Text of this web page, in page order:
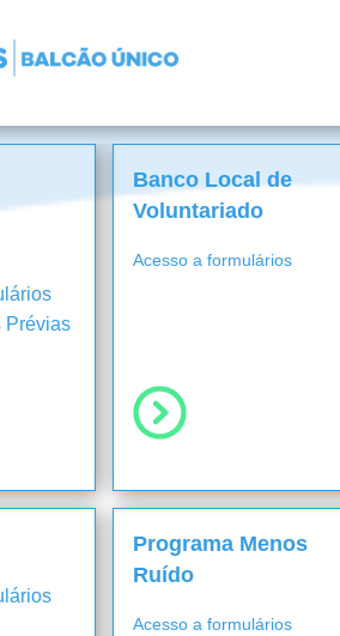
Prévias
Banco Local de
Voluntariado
Acesso a formulários
Programa Menos
Ruído
Acesso a formulários